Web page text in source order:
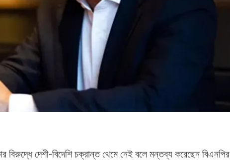
বিরুদ্ধে দেশী-বিদেশি চক্রান্ত থেমে নেই বলে মন্তব্য করেছেন বিএনপির